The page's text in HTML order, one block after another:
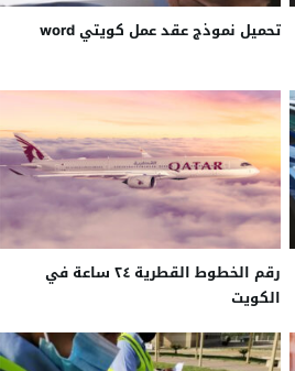
تحميل نموذج عقد عمل كويتي word
رقم الخطوط القطرية ٢٤ ساعة في
الكويت